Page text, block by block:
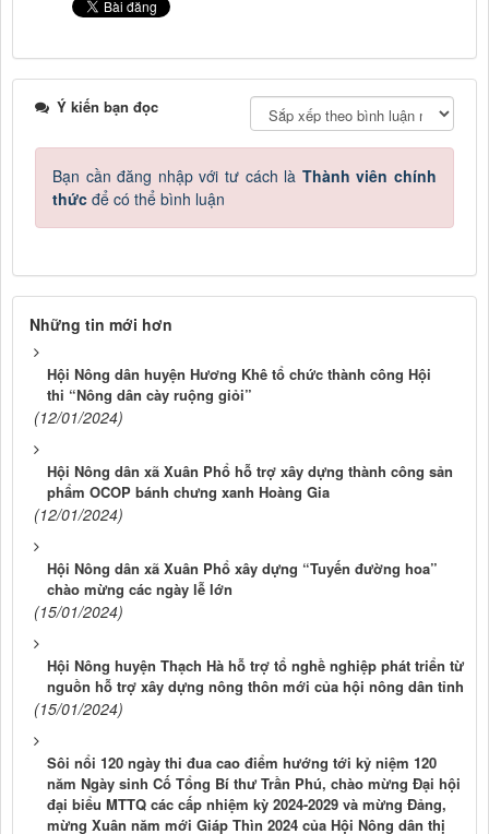
Ý kiến bạn đọc
Bạn cần đăng nhập với tư cách là Thành viên chính
thức để có thể bình luận
Những tin mới hơn
Hội Nông dân huyện Hương Khê tổ chức thành công Hội
thi “Nông dân cày ruộng giỏi”
(12/01/2024)
Hội Nông dân xã Xuân Phổ hỗ trợ xây dựng thành công sản
phẩm OCOP bánh chưng xanh Hoàng Gia
(12/01/2024)
Hội Nông dân xã Xuân Phổ xây dựng “Tuyến đường hoa”
chào mừng các ngày lễ lớn
(15/01/2024)
Hội Nông huyện Thạch Hà hỗ trợ tổ nghề nghiệp phát triển từ
nguồn hỗ trợ xây dựng nông thôn mới của hội nông dân tỉnh
(15/01/2024)
Sôi nổi 120 ngày thi đua cao điểm hướng tới kỷ niệm 120
năm Ngày sinh Cố Tổng Bí thư Trần Phú, chào mừng Đại hội
đại biểu MTTQ các cấp nhiệm kỳ 2024-2029 và mừng Đảng,
mừng Xuân năm mới Giáp Thìn 2024 của Hội Nông dân thị